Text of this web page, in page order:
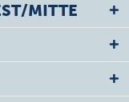
MITTE